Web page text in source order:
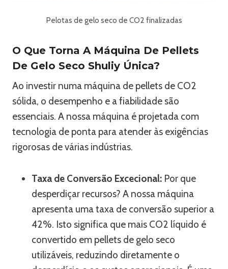
Pelotas de gelo seco de CO2 finalizadas
O Que Torna A Máquina De Pellets
De Gelo Seco Shuliy Única?
Ao investir numa máquina de pellets de CO2
sólida, o desempenho e a fiabilidade são
essenciais. A nossa máquina é projetada com
tecnologia de ponta para atender às exigências
rigorosas de várias indústrias.
Taxa de Conversão Excecional: Por que
desperdiçar recursos? A nossa máquina
apresenta uma taxa de conversão superior a
42%. Isto significa que mais CO2 líquido é
convertido em pellets de gelo seco
utilizáveis, reduzindo diretamente o